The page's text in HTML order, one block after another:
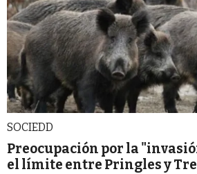
SOCIEDD
Preocupación por la
el límite entre Pringles y